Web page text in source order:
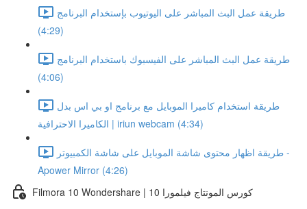
طريقة عمل البث المباشر على اليوتيوب بإستخدام البرنامج
(4:29)
طريقة عمل البث المباشر على الفيسبوك باستخدام البرنامج
(4:06)
طريقة استخدام كاميرا الموبايل مع برنامج او بي اس بدل
الكاميرا الاحترافية | iriun webcam (4:34)
طريقة اظهار محتوى شاشة الموبايل على شاشة الكمبيوتر -
Apower Mirror (4:26)
Filmora 10 Wondershare | كورس المونتاج فيلمورا 10